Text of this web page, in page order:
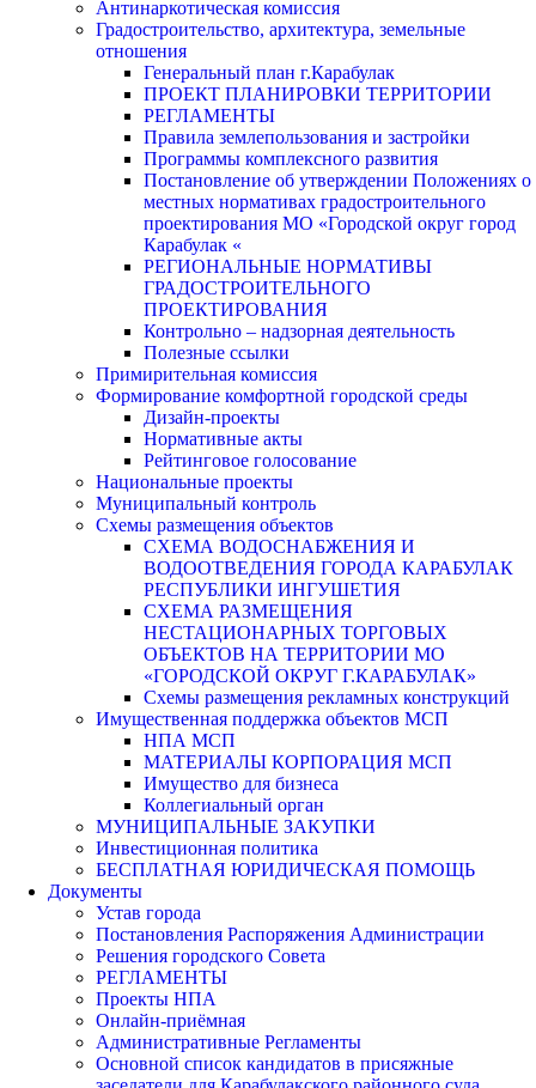
Антинаркотическая комиссия
Градостроительство, архитектура, земельные
отношения
Генеральный план г.Карабулак
ПРОЕКТ ПЛАНИРОВКИ ТЕРРИТОРИИ
РЕГЛАМЕНТЫ
Правила землепользования и застройки
Программы комплексного развития
Постановление об утверждении Положениях о
местных нормативах градостроительного
проектирования МО «Городской округ город
Карабулак «
РЕГИОНАЛЬНЫЕ НОРМАТИВЫ
ГРАДОСТРОИТЕЛЬНОГО
ПРОЕКТИРОВАНИЯ
Контрольно – надзорная деятельность
Полезные ссылки
Примирительная комиссия
Формирование комфортной городской среды
Дизайн-проекты
Нормативные акты
Рейтинговое голосование
Национальные проекты
Муниципальный контроль
Схемы размещения объектов
СХЕМА ВОДОСНАБЖЕНИЯ И
ВОДООТВЕДЕНИЯ ГОРОДА КАРАБУЛАК
РЕСПУБЛИКИ ИНГУШЕТИЯ
СХЕМА РАЗМЕЩЕНИЯ
НЕСТАЦИОНАРНЫХ ТОРГОВЫХ
ОБЪЕКТОВ НА ТЕРРИТОРИИ МО
«ГОРОДСКОЙ ОКРУГ Г.КАРАБУЛАК»
Схемы размещения рекламных конструкций
Имущественная поддержка объектов МСП
НПА МСП
МАТЕРИАЛЫ КОРПОРАЦИЯ МСП
Имущество для бизнеса
Коллегиальный орган
МУНИЦИПАЛЬНЫЕ ЗАКУПКИ
Инвестиционная политика
БЕСПЛАТНАЯ ЮРИДИЧЕСКАЯ ПОМОЩЬ
Документы
Устав города
Постановления Распоряжения Администрации
Решения городского Совета
РЕГЛАМЕНТЫ
Проекты НПА
Онлайн-приёмная
Административные Регламенты
Основной список кандидатов в присяжные